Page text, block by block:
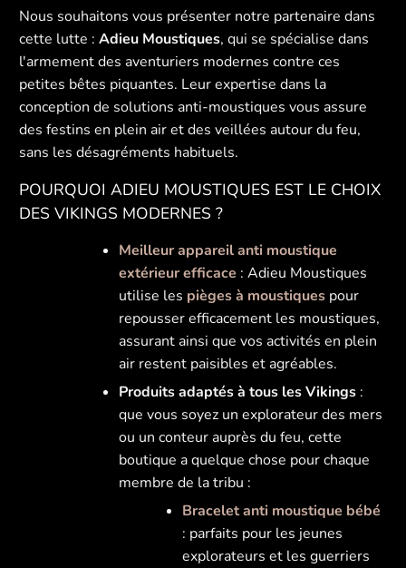
Nous souhaitons vous présenter notre partenaire dans
cette lutte :Adieu Moustiques, qui se spécialise dans
l'armement des aventuriers modernes contre ces
petites bêtes piquantes. Leur expertise dans la
conception de solutions anti-moustiques vous assure
des festins en plein air et des veillées autour du feu,
sans les désagréments habituels.
POURQUOI ADIEU MOUSTIQUES EST LE CHOIX
DES VIKINGS MODERNES ?
Meilleur appareil anti moustique
extérieur efficace : Adieu Moustiques
utilise les pièges à moustiques pour
repousser efficacement les moustiques,
assurant ainsi que vos activités en plein
air restent paisibles et agréables.
Produits adaptés à tous les Vikings :
que vous soyez un explorateur des mers
ou un conteur auprès du feu, cette
boutique a quelque chose pour chaque
membre de la tribu :
Bracelet anti moustique bébé
: parfaits pour les jeunes
explorateurs et les guerriers